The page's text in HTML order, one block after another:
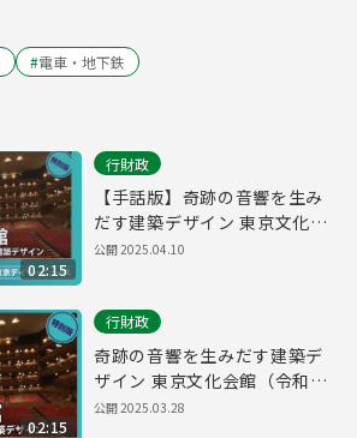
#電車・地下鉄
02:15
行財政
【手話版】奇跡の音響を生み
だす建築デザイン 東京文化会
館（令和7年3月28日 東京デイ
公開2025.04.10
02:15
行財政
奇跡の音響を生みだす建築デ
ザイン 東京文化会館（令和7
年3月28日 東京デイリーニュ
公開2025.03.28